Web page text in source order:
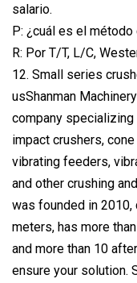
salario.
P: ¿cuál es el método
R: Por T/T, L/C,
12. Small series
usShanman
company
impact crushers,
vibrating feeders,
and other crushing
was founded in 2010,
meters, has more
and more than 10
ensure your solution.